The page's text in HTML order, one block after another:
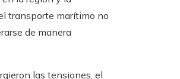
transporte marítimo no
de manera
las tensiones, el